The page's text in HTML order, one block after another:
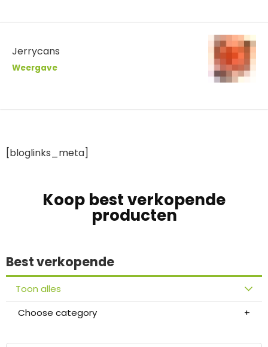
Jerrycans
Weergave
[bloglinks_meta]
Koop best verkopende
producten
Best verkopende
Toon alles
Choose category